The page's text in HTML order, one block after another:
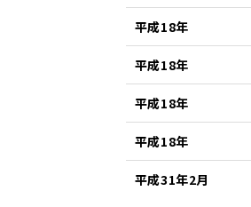
平成18年
平成18年
平成18年
平成18年
平成31年2月